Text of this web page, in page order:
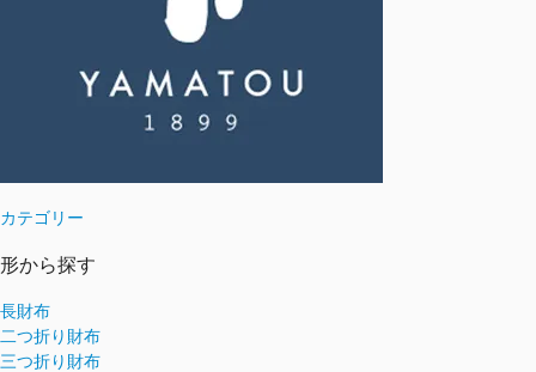
カテゴリー
形から探す
長財布
二つ折り財布
三つ折り財布